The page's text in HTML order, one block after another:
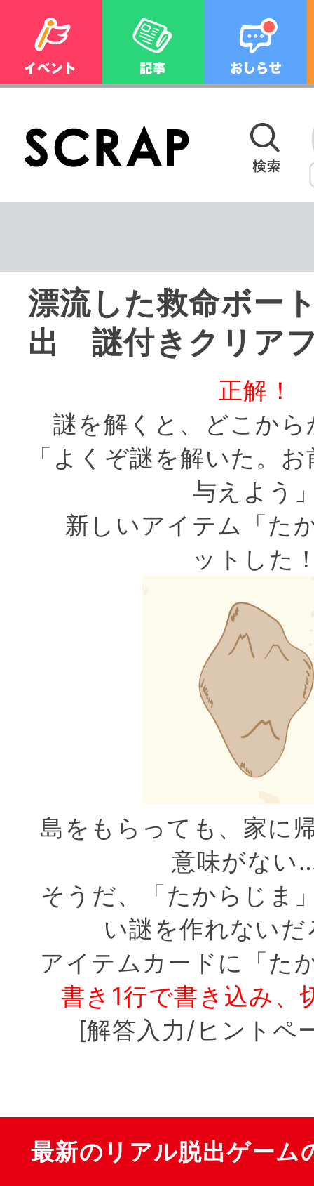
漂流した救命ボー
出 謎付きクリア
正解！
謎を解くと、どこか
「よくぞ謎を解いた。
与えよう
新しいアイテム「た
ットした
島をもらっても、家に
意味がな
そうだ、「たからじま
い謎を作れない
アイテムカードに「た
書き1行で書き込み、
[解答入力/ヒントペ
最新のリアル脱出ゲーム